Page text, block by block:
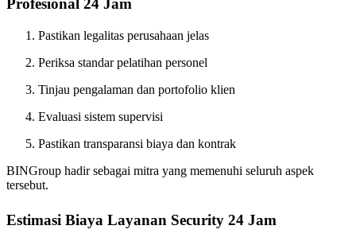
Pastikan legalitas perusahaan jelas
Periksa standar pelatihan personel
Tinjau pengalaman dan portofolio klien
Evaluasi sistem supervisi
Pastikan transparansi biaya dan kontrak
BINGroup hadir sebagai mitra yang memenuhi seluruh aspek
tersebut.
Estimasi Biaya Layanan Security 24 Jam